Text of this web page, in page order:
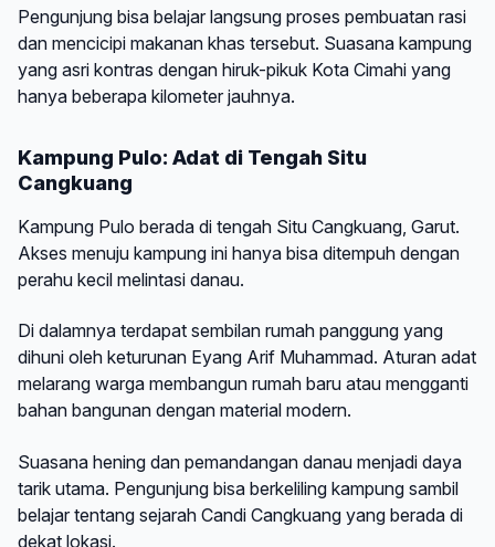
Pengunjung bisa belajar langsung proses pembuatan rasi
dan mencicipi makanan khas tersebut. Suasana kampung
yang asri kontras dengan hiruk-pikuk Kota Cimahi yang
hanya beberapa kilometer jauhnya.
Kampung Pulo: Adat di Tengah Situ
Cangkuang
Kampung Pulo berada di tengah Situ Cangkuang, Garut.
Akses menuju kampung ini hanya bisa ditempuh dengan
perahu kecil melintasi danau.
Di dalamnya terdapat sembilan rumah panggung yang
dihuni oleh keturunan Eyang Arif Muhammad. Aturan adat
melarang warga membangun rumah baru atau mengganti
bahan bangunan dengan material modern.
Suasana hening dan pemandangan danau menjadi daya
tarik utama. Pengunjung bisa berkeliling kampung sambil
belajar tentang sejarah Candi Cangkuang yang berada di
dekat lokasi.